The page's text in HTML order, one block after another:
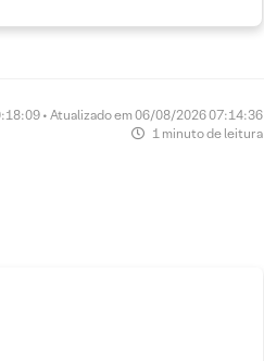
• Atualizado em 06/08/2026 07:14:36
1 minuto de leitura